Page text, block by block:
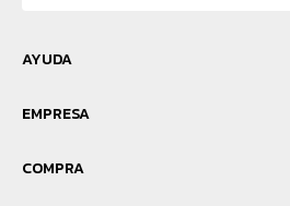
AYUDA
EMPRESA
COMPRA